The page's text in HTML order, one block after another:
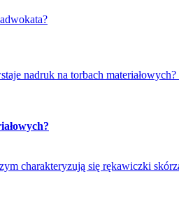
nadruk na torbach materiałowych?
charakteryzują się rękawiczki